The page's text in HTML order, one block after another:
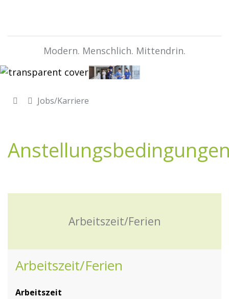
Modern. Menschlich. Mittendrin.
Jobs/Karriere
Arbeitszeit/Ferien
Arbeitszeit/Ferien
Arbeitszeit